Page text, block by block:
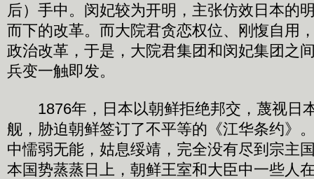
后）手中。闵妃较为开明，主张仿效日本的
而下的改革。而大院君贪恋权位、刚愎自用
政治改革，于是，大院君集团和闵妃集团之
兵变一触即发。
1876年，日本以朝鲜拒绝邦交，蔑视日
舰，胁迫朝鲜签订了不平等的《江华条约》
中懦弱无能，姑息绥靖，完全没有尽到宗主
本国势蒸蒸日上，朝鲜王室和大臣中一些人